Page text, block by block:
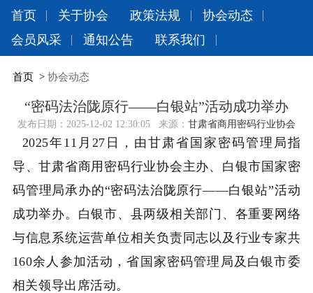
首页 关于协会 政策法规
协会动态
会员风采
通知公告 联系我们
首页> 协会动态
“密码法治陇原行——白银站”活动成功举办
发布日期： 2025-12-02 12:30:05 来源： 甘肃省商用密码行业协会
2025年11月27日，由甘肃省国家密码管理局指
导、甘肃省商用密码行业协会主办、白银市国家密
码管理局承办的“密码法治陇原行——白银站”活动
成功举办。白银市、县两级相关部门、各重要网络
与信息系统运营单位相关负责同志以及行业专家共
160余人参加活动，省国家密码管理局及白银市委
相关领导出席活动。